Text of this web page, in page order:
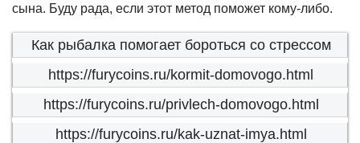
сына. Буду рада, если этот метод поможет кому-либо.
Как рыбалка помогает бороться со стрессом
https://furycoins.ru/kormit-domovogo.html
https://furycoins.ru/privlech-domovogo.html
https://furycoins.ru/kak-uznat-imya.html